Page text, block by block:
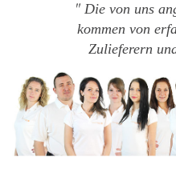
Die von uns
kommen von
Zulieferern